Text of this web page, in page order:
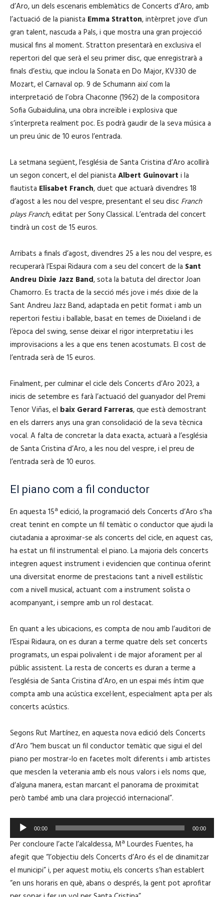
o
d
u
c
t
o
r
d
'
à
u
i
o
d’Aro, un dels escenaris emblemàtics de Concerts d’Aro, amb
l’actuació de la pianista Emma Stratton, intèrpret jove d’un
gran talent, nascuda a Pals, i que mostra una gran projecció
musical fins al moment. Stratton presentarà en exclusiva el
repertori del que serà el seu primer disc, que enregistrarà a
finals d’estiu, que inclou la Sonata en Do Major, KV330 de
Mozart, el Carnaval op. 9 de Schumann així com la
interpretació de l’obra Chaconne (1962) de la compositora
Sofia Gubaidulina, una obra increïble i explosiva que
s’interpreta realment poc. Es podrà gaudir de la seva música a
un preu únic de 10 euros l’entrada.
La setmana següent, l’església de Santa Cristina d’Aro acollirà
un segon concert, el del pianista Albert Guinovart i la
flautista Elisabet Franch, duet que actuarà divendres 18
d’agost a les nou del vespre, presentant el seu disc Franch
plays Franch, editat per Sony Classical. L’entrada del concert
tindrà un cost de 15 euros.
Arribats a finals d’agost, divendres 25 a les nou del vespre, es
recuperarà l’Espai Ridaura com a seu del concert de la Sant
Andreu Dixie Jazz Band, sota la batuta del director Joan
Chamorro. Es tracta de la secció més jove i més dixie de la
Sant Andreu Jazz Band, adaptada en petit format i amb un
repertori festiu i ballable, basat en temes de Dixieland i de
l’època del swing, sense deixar el rigor interpretatiu i les
improvisacions a les a que ens tenen acostumats. El cost de
l’entrada serà de 15 euros.
Finalment, per culminar el cicle dels Concerts d’Aro 2023, a
inicis de setembre es farà l’actuació del guanyador del Premi
Tenor Viñas, el baix Gerard Farreras, que està demostrant
en els darrers anys una gran consolidació de la seva tècnica
vocal. A falta de concretar la data exacta, actuarà a l’església
de Santa Cristina d’Aro, a les nou del vespre, i el preu de
l’entrada serà de 10 euros.
El piano com a fil conductor
En aquesta 15ª edició, la programació dels Concerts d’Aro s’ha
creat tenint en compte un fil temàtic o conductor que ajudi la
ciutadania a aproximar-se als concerts del cicle, en aquest cas,
ha estat un fil instrumental: el piano. La majoria dels concerts
integren aquest instrument i evidencien que continua oferint
una diversitat enorme de prestacions tant a nivell estilístic
com a nivell musical, actuant com a instrument solista o
acompanyant, i sempre amb un rol destacat.
En quant a les ubicacions, es compta de nou amb l’auditori de
l’Espai Ridaura, on es duran a terme quatre dels set concerts
programats, un espai polivalent i de major aforament per al
públic assistent. La resta de concerts es duran a terme a
l’església de Santa Cristina d’Aro, en un espai més íntim que
compta amb una acústica excel·lent, especialment apta per als
concerts acústics.
Segons Rut Martínez, en aquesta nova edició dels Concerts
d’Aro “hem buscat un fil conductor temàtic que sigui el del
piano per mostrar-lo en facetes molt diferents i amb artistes
que mesclen la veterania amb els nous valors i els noms que,
d’alguna manera, estan marcant el panorama de proximitat
però també amb una clara projecció internacional”.
e
p
r
o
d
00:00 00:00
Per concloure l’acte l’alcaldessa, Mª Lourdes Fuentes, ha
afegit que “l’objectiu dels Concerts d’Aro és el de dinamitzar
el municipi” i, per aquest motiu, els concerts s’han establert
“en uns horaris en què, abans o després, la gent pot aprofitar